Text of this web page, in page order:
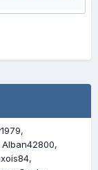
Alban42800